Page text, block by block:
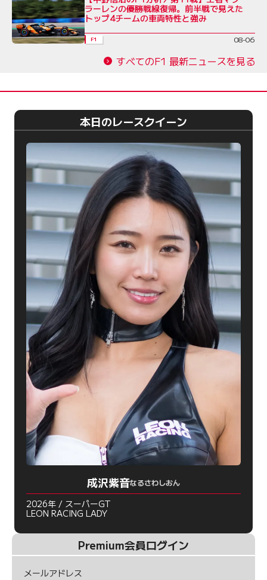
ラーレンの優勝戦線復帰。前半戦で見えた
トップ4チームの車両特性と強み
F1 08-06
すべてのF1 最新ニュースを見る
本日のレースクイーン
成沢紫音なるさわしおん
2026年 / スーパーGT
LEON RACING LADY
Premium会員ログイン
メールアドレス